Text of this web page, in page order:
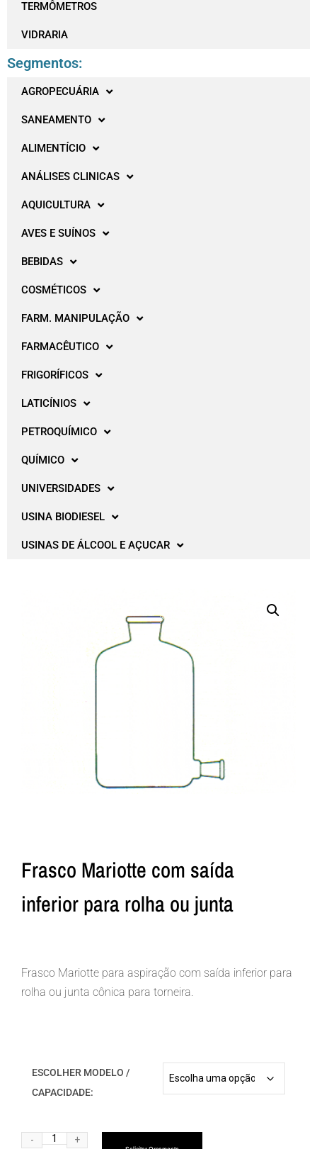
TERMÔMETROS
VIDRARIA
Segmentos:
AGROPECUÁRIA
SANEAMENTO
ALIMENTÍCIO
ANÁLISES CLINICAS
AQUICULTURA
AVES E SUÍNOS
BEBIDAS
COSMÉTICOS
FARM. MANIPULAÇÃO
FARMACÊUTICO
FRIGORÍFICOS
LATICÍNIOS
PETROQUÍMICO
QUÍMICO
UNIVERSIDADES
USINA BIODIESEL
USINAS DE ÁLCOOL E AÇUCAR
Frasco Mariotte com saída
inferior para rolha ou junta
Frasco Mariotte para aspiração com saída inferior para
rolha ou junta cônica para torneira.
ESCOLHER MODELO /
CAPACIDADE: